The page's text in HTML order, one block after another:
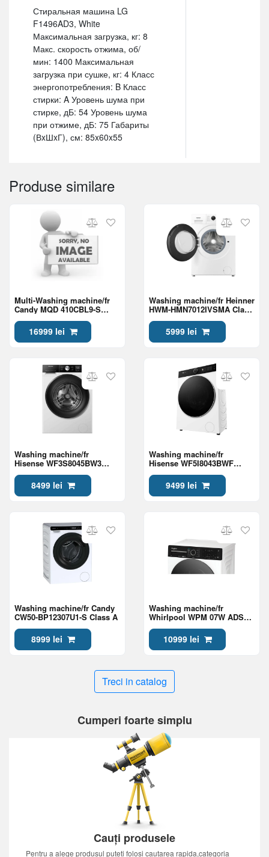
Стиральная машина LG
F1496AD3, White
Максимальная загрузка, кг: 8
Макс. скорость отжима, об/
мин: 1400 Максимальная
загрузка при сушке, кг: 4 Класс
энергопотребления: B Класс
стирки: A Уровень шума при
стирке, дБ: 54 Уровень шума
при отжиме, дБ: 75 Габариты
(ВxШxГ), см: 85x60x55
Produse similare
Multi-Washing machine/fr
Candy MQD 410CBL9-S
16999 lei
Washing machine/fr Heinner
HWM-HMN7012IVSMA Class
5999 lei
Washing machine/fr
Hisense WF3S8045BW3
8499 lei
Washing machine/fr
Hisense WF5I8043BWF
9499 lei
Washing machine/fr Candy
CW50-BP12307U1-S Class A
8999 lei
Washing machine/fr
Whirlpool WPM 07W ADS
10999 lei
Treci in catalog
Cumperi foarte simplu
Cauți produsele
Pentru a alege produsul puteti folosi cautarea rapida,categoria